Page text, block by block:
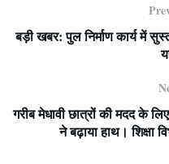
बड़ी खबर: पुल निर्माण कार्य में
गरीब मेधावी छात्रों की मदद के
ने बढ़ाया हाथ। शिक्षा